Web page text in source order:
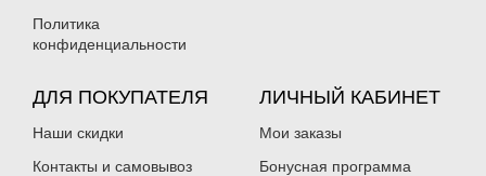
Политика
конфиденциальности
ДЛЯ ПОКУПАТЕЛЯ
Наши скидки
Контакты и самовывоз
ЛИЧНЫЙ КАБИНЕТ
Мои заказы
Бонусная программа